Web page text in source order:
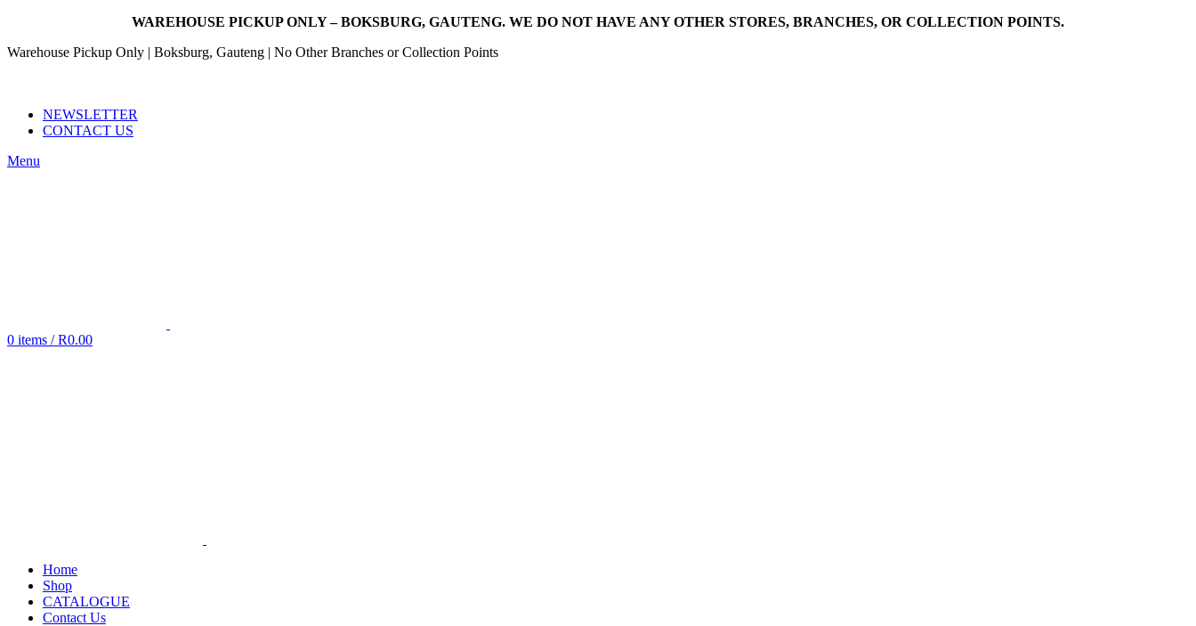
WAREHOUSE PICKUP ONLY – BOKSBURG, GAUTENG. WE DO NOT HAVE ANY OTHER STORES, BRANCHES, OR COLLECTION POINTS.
Warehouse Pickup Only | Boksburg, Gauteng | No Other Branches or Collection Points
NEWSLETTER
CONTACT US
Menu
0 items / R0.00
Home
Shop
CATALOGUE
Contact Us